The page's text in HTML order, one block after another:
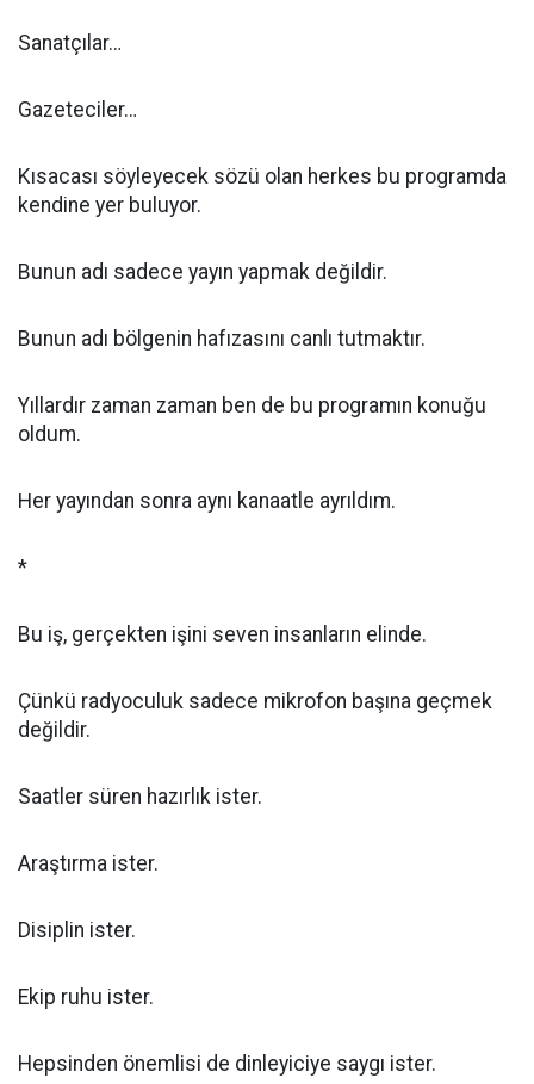
Sanatçılar…
Gazeteciler…
Kısacası söyleyecek sözü olan herkes bu programda
kendine yer buluyor.
Bunun adı sadece yayın yapmak değildir.
Bunun adı bölgenin hafızasını canlı tutmaktır.
Yıllardır zaman zaman ben de bu programın konuğu
oldum.
Her yayından sonra aynı kanaatle ayrıldım.
*
Bu iş, gerçekten işini seven insanların elinde.
Çünkü radyoculuk sadece mikrofon başına geçmek
değildir.
Saatler süren hazırlık ister.
Araştırma ister.
Disiplin ister.
Ekip ruhu ister.
Hepsinden önemlisi de dinleyiciye saygı ister.